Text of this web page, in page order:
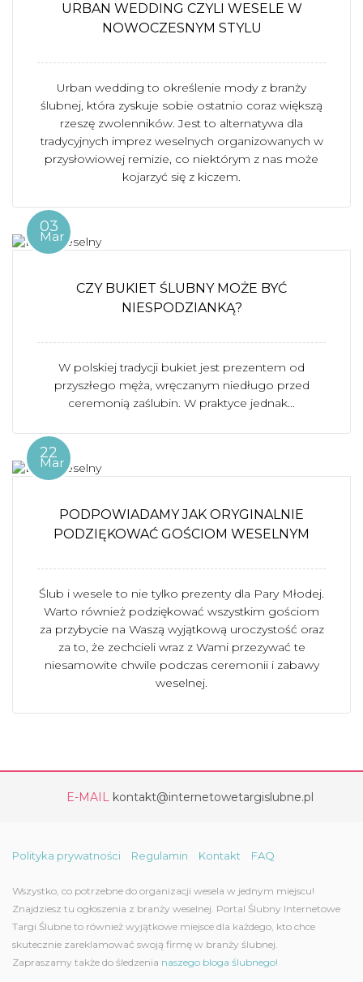
URBAN WEDDING CZYLI WESELE W
NOWOCZESNYM STYLU
Urban wedding to określenie mody z branży
ślubnej, która zyskuje sobie ostatnio coraz większą
rzeszę zwolenników. Jest to alternatywa dla
tradycyjnych imprez weselnych organizowanych w
przysłowiowej remizie, co niektórym z nas może
kojarzyć się z kiczem.
03
Mar
CZY BUKIET ŚLUBNY MOŻE BYĆ
NIESPODZIANKĄ?
W polskiej tradycji bukiet jest prezentem od
przyszłego męża, wręczanym niedługo przed
ceremonią zaślubin. W praktyce jednak...
22
Mar
PODPOWIADAMY JAK ORYGINALNIE
PODZIĘKOWAĆ GOŚCIOM WESELNYM
Ślub i wesele to nie tylko prezenty dla Pary Młodej.
Warto również podziękować wszystkim gościom
za przybycie na Waszą wyjątkową uroczystość oraz
za to, że zechcieli wraz z Wami przezywać te
niesamowite chwile podczas ceremonii i zabawy
weselnej.
E-MAIL kontakt@internetowetargislubne.pl
Polityka prywatności Regulamin Kontakt FAQ
Wszystko, co potrzebne do organizacji wesela w jednym miejscu!
Znajdziesz tu ogłoszenia z branży weselnej. Portal Ślubny Internetowe
Targi Ślubne to również wyjątkowe miejsce dla każdego, kto chce
skutecznie zareklamować swoją firmę w branży ślubnej.
Zapraszamy także do śledzenia naszego bloga ślubnego!